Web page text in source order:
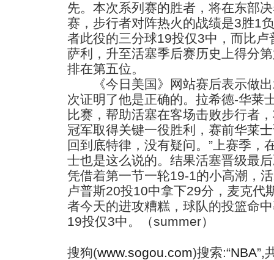
先。本次系列赛的胜者，将在东部
赛，步行者对阵热火的战绩是3胜1
者此役的三分球19投仅3中，而比
萨利，升至活塞季后赛历史上得分
排在第五位。
《今日美国》网站赛后表示做出
次证明了他是正确的。拉希德-华莱
比赛，帮助活塞在客场击败步行者
冠军取得关键一役胜利，赛前华莱
回到底特律，没有疑问。”上赛季，
士也是这么说的。结果活塞晋级最
凭借着第一节一轮19-1的小高潮，
卢普斯20投10中拿下29分，麦克代
者今天的进攻糟糕，球队的投篮命
19投仅3中。（summer）
搜狗(www.sogou.com)搜索:“NBA”,